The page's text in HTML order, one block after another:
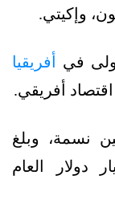
وإكيتي.
في
أفريقيا
أفريقي.
سكان نيجيريا 206 ملايين نسمة، وبلغ
المحلي 432.3 مليار دولار العام